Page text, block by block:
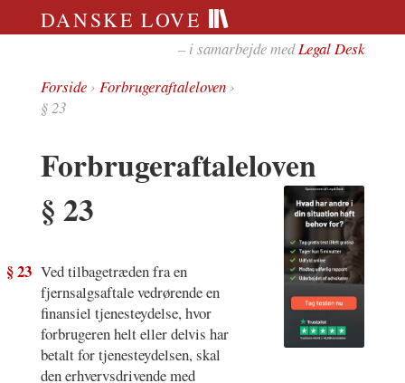
DANSKE LOVE
– i samarbejde medLegal Desk
Forside› Forbrugeraftaleloven›
§ 23
Forbrugeraftaleloven
§ 23
§ 23 Ved tilbagetræden fra en
fjernsalgsaftale vedrørende en
finansiel tjenesteydelse, hvor
forbrugeren helt eller delvis har
betalt for tjenesteydelsen, skal
den erhvervsdrivende med